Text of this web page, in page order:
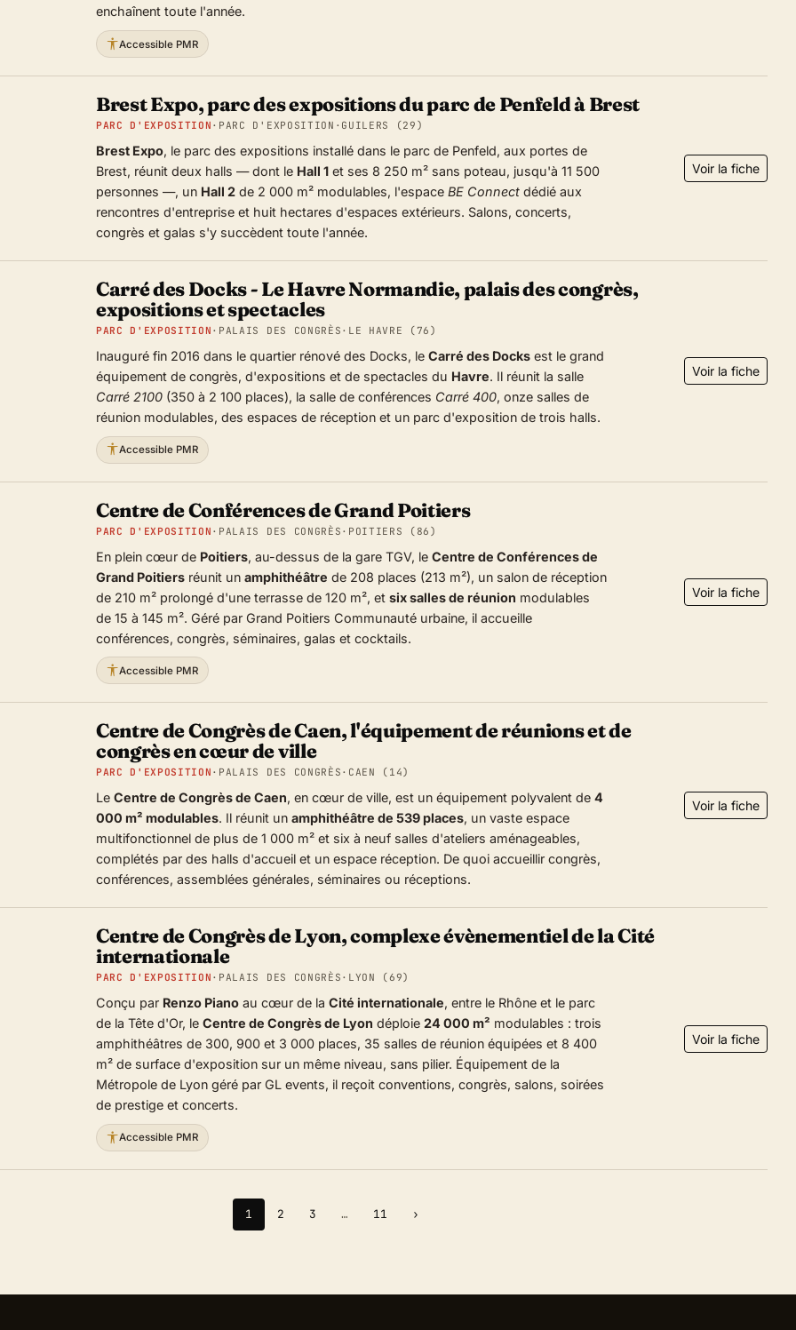
enchaînent toute l'année.
Accessible PMR
Brest Expo, parc des expositions du parc de Penfeld à Brest
PARC D'EXPOSITION · PARC D'EXPOSITION · GUILERS (29)
Brest Expo, le parc des expositions installé dans le parc de Penfeld, aux portes de
Brest, réunit deux halls — dont le Hall 1 et ses 8 250 m² sans poteau, jusqu'à 11 500
personnes —, un Hall 2 de 2 000 m² modulables, l'espace BE Connect dédié aux
rencontres d'entreprise et huit hectares d'espaces extérieurs. Salons, concerts,
congrès et galas s'y succèdent toute l'année.
Voir la fiche
Carré des Docks - Le Havre Normandie, palais des congrès,
expositions et spectacles
PARC D'EXPOSITION · PALAIS DES CONGRÈS · LE HAVRE (76)
Inauguré fin 2016 dans le quartier rénové des Docks, le Carré des Docks est le grand
équipement de congrès, d'expositions et de spectacles du Havre. Il réunit la salle
Carré 2100 (350 à 2 100 places), la salle de conférences Carré 400, onze salles de
réunion modulables, des espaces de réception et un parc d'exposition de trois halls.
Accessible PMR
Voir la fiche
Centre de Conférences de Grand Poitiers
PARC D'EXPOSITION · PALAIS DES CONGRÈS · POITIERS (86)
En plein cœur de Poitiers, au-dessus de la gare TGV, le Centre de Conférences de
Grand Poitiers réunit un amphithéâtre de 208 places (213 m²), un salon de réception
de 210 m² prolongé d'une terrasse de 120 m², et six salles de réunion modulables
de 15 à 145 m². Géré par Grand Poitiers Communauté urbaine, il accueille
conférences, congrès, séminaires, galas et cocktails.
Accessible PMR
Voir la fiche
Centre de Congrès de Caen, l'équipement de réunions et de
congrès en cœur de ville
PARC D'EXPOSITION · PALAIS DES CONGRÈS · CAEN (14)
Le Centre de Congrès de Caen, en cœur de ville, est un équipement polyvalent de 4
000 m² modulables. Il réunit un amphithéâtre de 539 places, un vaste espace
multifonctionnel de plus de 1 000 m² et six à neuf salles d'ateliers aménageables,
complétés par des halls d'accueil et un espace réception. De quoi accueillir congrès,
conférences, assemblées générales, séminaires ou réceptions.
Voir la fiche
Centre de Congrès de Lyon, complexe évènementiel de la Cité
internationale
PARC D'EXPOSITION · PALAIS DES CONGRÈS · LYON (69)
Conçu par Renzo Piano au cœur de la Cité internationale, entre le Rhône et le parc
de la Tête d'Or, le Centre de Congrès de Lyon déploie 24 000 m² modulables : trois
amphithéâtres de 300, 900 et 3 000 places, 35 salles de réunion équipées et 8 400
m² de surface d'exposition sur un même niveau, sans pilier. Équipement de la
Métropole de Lyon géré par GL events, il reçoit conventions, congrès, salons, soirées
de prestige et concerts.
Accessible PMR
Voir la fiche
1 2 3 … 11 ›